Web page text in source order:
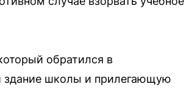
обратился в
здание школы и прилегающую